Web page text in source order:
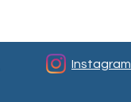
Instagram